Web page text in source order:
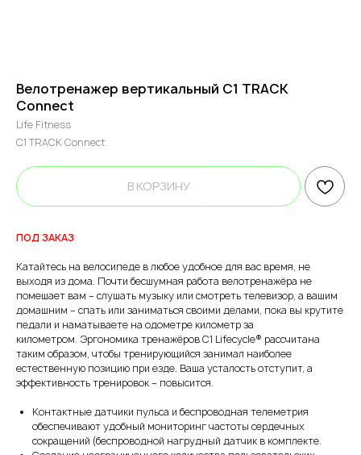
Велотренажер вертикальный C1 TRACK
Connect
Life Fitness
C1 TRACK Connect
В КОРЗИНУ
ПОД ЗАКАЗ
Катайтесь на велосипеде в любое удобное для вас время, не
выходя из дома. Почти бесшумная работа велотренажёра не
помешает вам – слушать музыку или смотреть телевизор, а вашим
домашним – спать или заниматься своими делами, пока вы крутите
педали и наматываете на одометре километр за
километром. Эргономика тренажёров С1 Lifecycle® рассчитана
таким образом, чтобы тренирующийся занимал наиболее
естественную позицию при езде. Ваша усталость отступит, а
эффективность тренировок – повысится.
Контактные датчики пульса и беспроводная телеметрия
обеспечивают удобный мониторинг частоты сердечных
сокращений (беспроводной нагрудный датчик в комплекте.